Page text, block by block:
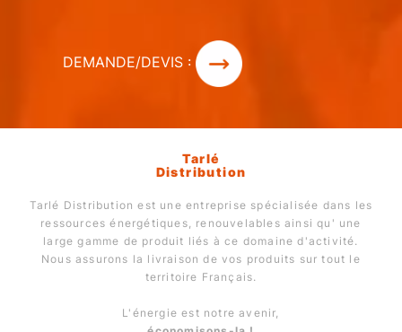
DEMANDE/DEVIS :
Tarlé
Distribution
Tarlé Distribution est une entreprise spécialisée dans les
ressources énergétiques, renouvelables ainsi qu' une
large gamme de produit liés à ce domaine d'activité.
Nous assurons la livraison de vos produits sur tout le
territoire Français.
L'énergie est notre avenir,